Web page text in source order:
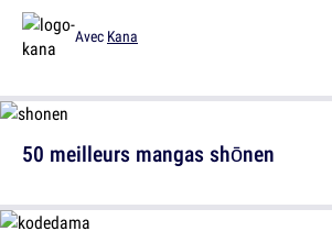
50 meilleurs mangas shōnen
Avec Kana